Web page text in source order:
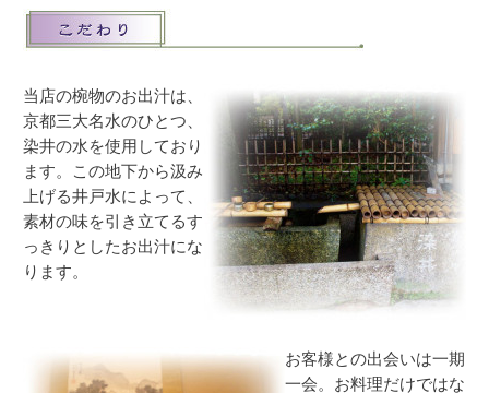
当店の椀物のお出汁は、
京都三大名水のひとつ、
染井の水を使用しており
ます。この地下から汲み
上げる井戸水によって、
素材の味を引き立てるす
っきりとしたお出汁にな
ります。
お客様との出会いは一期
一会。お料理だけではな